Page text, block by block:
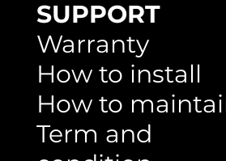
Wall panel
SUPPORT
Warranty
How to install
How to maintain